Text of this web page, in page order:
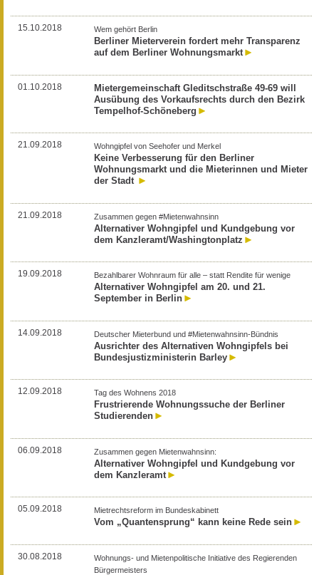
15.10.2018 Wem gehört Berlin
Berliner Mieterverein fordert mehr Transparenz
auf dem Berliner Wohnungsmarkt
01.10.2018
Mietergemeinschaft Gleditschstraße 49-69 will
Ausübung des Vorkaufsrechts durch den Bezirk
Tempelhof-Schöneberg
21.09.2018 Wohngipfel von Seehofer und Merkel
Keine Verbesserung für den Berliner
Wohnungsmarkt und die Mieterinnen und Mieter
der Stadt
21.09.2018 Zusammen gegen #Mietenwahnsinn
Alternativer Wohngipfel und Kundgebung vor
dem Kanzleramt/Washingtonplatz
19.09.2018 Bezahlbarer Wohnraum für alle – statt Rendite für wenige
Alternativer Wohngipfel am 20. und 21.
September in Berlin
14.09.2018 Deutscher Mieterbund und #Mietenwahnsinn-Bündnis
Ausrichter des Alternativen Wohngipfels bei
Bundesjustizministerin Barley
12.09.2018 Tag des Wohnens 2018
Frustrierende Wohnungssuche der Berliner
Studierenden
06.09.2018 Zusammen gegen Mietenwahnsinn:
Alternativer Wohngipfel und Kundgebung vor
dem Kanzleramt
05.09.2018 Mietrechtsreform im Bundeskabinett
Vom „Quantensprung“ kann keine Rede sein
30.08.2018
Wohnungs- und Mietenpolitische Initiative des Regierenden
Bürgermeisters